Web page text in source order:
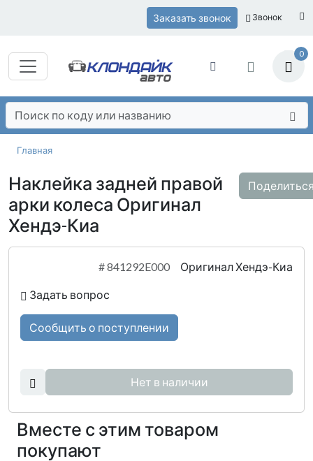
Заказать звонок Звонок
0
Главная
Наклейка задней правой
арки колеса Оригинал
Хендэ-Киа
#841292E000 Оригинал Хендэ-Киа
Задать вопрос
Сообщить о поступлении
Нет в наличии
Вместе с этим товаром
покупают